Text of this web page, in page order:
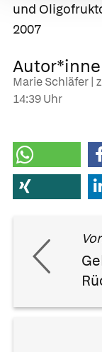
und
2007
Marie Schläfer |
14:39 Uhr